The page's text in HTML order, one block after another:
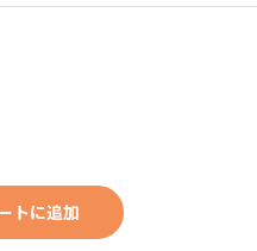
トに追加